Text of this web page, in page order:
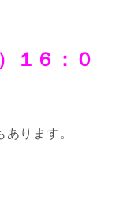
１６：０
ります。